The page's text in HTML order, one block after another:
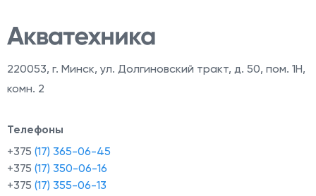
220053, г. Минск, ул. Долгиновский тракт, д. 50, пом. 1Н,
комн. 2
Телефоны
+375 (17) 365-06-45
+375 (17) 350-06-16
+375 (17) 355-06-13